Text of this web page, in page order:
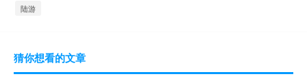
陆游
猜你想看的文章